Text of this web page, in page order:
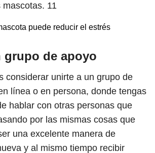
mascotas. 11
puede reducir el estrés
grupo de apoyo
considerar unirte a un grupo de
línea o en persona, donde tengas
hablar con otras personas que
por las mismas cosas que
una excelente manera de
y al mismo tiempo recibir